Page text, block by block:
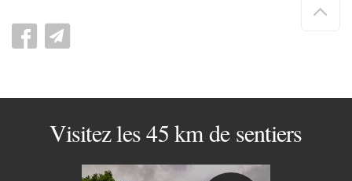
de
Visitez les 45 km de sentiers